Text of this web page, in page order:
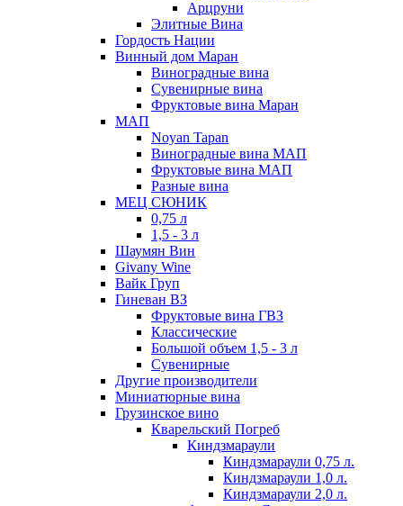
Арцруни
Элитные Вина
Гордость Нации
Винный дом Маран
Виноградные вина
Сувенирные вина
Фруктовые вина Маран
МАП
Noyan Tapan
Виноградные вина МАП
Фруктовые вина МАП
Разные вина
МЕЦ СЮНИК
0,75 л
1,5 - 3 л
Шаумян Вин
Givany Wine
Вайк Груп
Гиневан ВЗ
Фруктовые вина ГВЗ
Классические
Большой объем 1,5 - 3 л
Сувенирные
Другие производители
Миниатюрные вина
Грузинское вино
Кварельский Погреб
Киндзмараули
Киндзмараули 0,75 л.
Киндзмараули 1,0 л.
Киндзмараули 2,0 л.